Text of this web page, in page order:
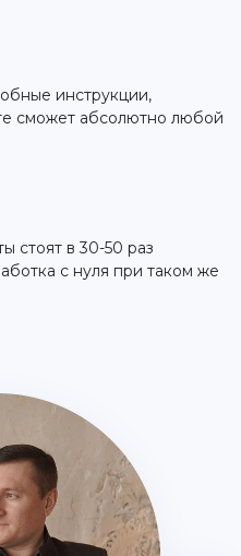
инструкции,
сможет абсолютно любой
стоят в 30-50 раз
с нуля при таком же